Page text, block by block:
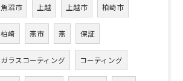
魚沼市 上越 上越市 柏崎市
柏崎 燕市 燕 保証
ガラスコーティング コーティング